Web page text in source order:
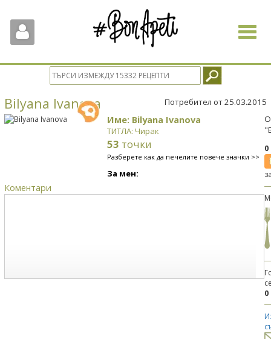
Toggle
Bilyana Ivanova Потребител от 25.03.2015
Име: Bilyana Ivanova
ТИТЛА: Чирак
53 точки
Разберете как да печелите повече значки >>
За мен:
Коментари
0